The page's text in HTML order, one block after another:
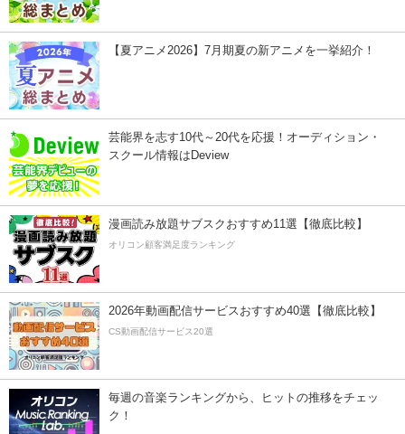
【夏アニメ2026】7月期夏の新アニメを一挙紹介！
芸能界を志す10代～20代を応援！オーディション・
スクール情報はDeview
漫画読み放題サブスクおすすめ11選【徹底比較】
オリコン顧客満足度ランキング
2026年動画配信サービスおすすめ40選【徹底比較】
CS動画配信サービス20選
毎週の音楽ランキングから、ヒットの推移をチェッ
ク！